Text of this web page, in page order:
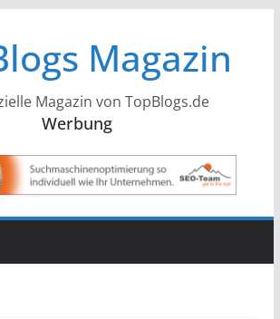
Magazin
Magazin von TopBlogs.de
Werbung